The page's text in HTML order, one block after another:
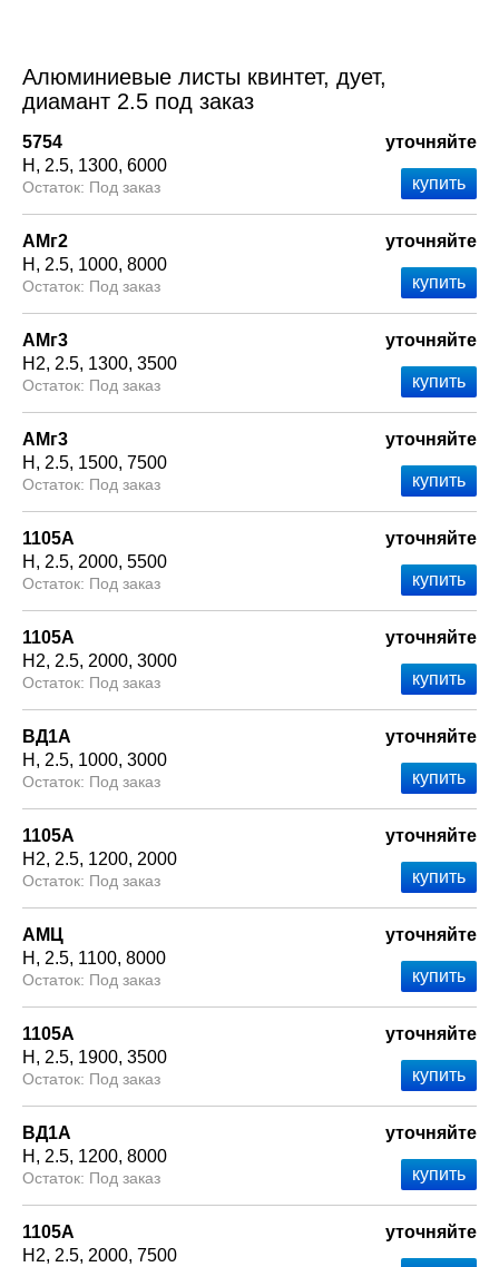
Алюминиевые листы квинтет, дует,
диамант 2.5 под заказ
5754
Н
2.5 1300 6000
Под заказ
уточняйте
АМг2
Н
2.5 1000 8000
Под заказ
уточняйте
АМг3
Н2 2.5 1300 3500
Под заказ
уточняйте
АМг3
Н
2.5 1500 7500
Под заказ
уточняйте
1105А
Н
2.5 2000 5500
Под заказ
уточняйте
1105А
Н2 2.5 2000 3000
Под заказ
уточняйте
ВД1А
Н
2.5 1000 3000
Под заказ
уточняйте
1105А
Н2 2.5 1200 2000
Под заказ
уточняйте
АМЦ
Н
2.5 1100 8000
Под заказ
уточняйте
1105А
Н
2.5 1900 3500
Под заказ
уточняйте
ВД1А
Н
2.5 1200 8000
Под заказ
уточняйте
1105А
Н2 2.5 2000 7500
уточняйте